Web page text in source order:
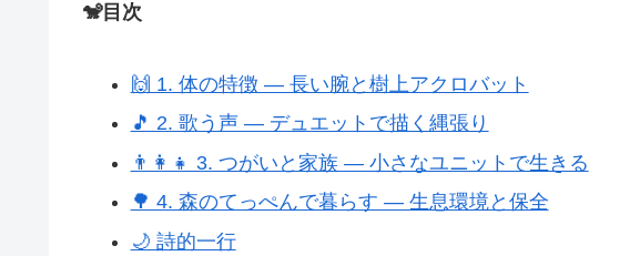
🐒目次
🙌 1. 体の特徴 ― 長い腕と樹上アクロバット
🎵 2. 歌う声 ― デュエットで描く縄張り
👨‍👩‍👧 3. つがいと家族 ― 小さなユニットで生きる
🌳 4. 森のてっぺんで暮らす ― 生息環境と保全
🌙 詩的一行